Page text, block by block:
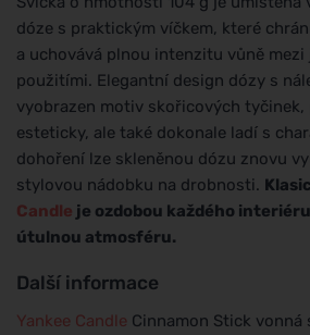
dóze s praktickým víčkem, které
a uchovává plnou intenzitu vůně
použitími. Elegantní design dózy s
vyobrazen motiv skořicových tyčinek,
esteticky, ale také dokonale ladí s
dohoření lze skleněnou dózu znovu
stylovou nádobku na drobnosti.
Candle je ozdobou každého
útulnou atmosféru.
Další informace
Yankee Candle Cinnamon Stick vonná